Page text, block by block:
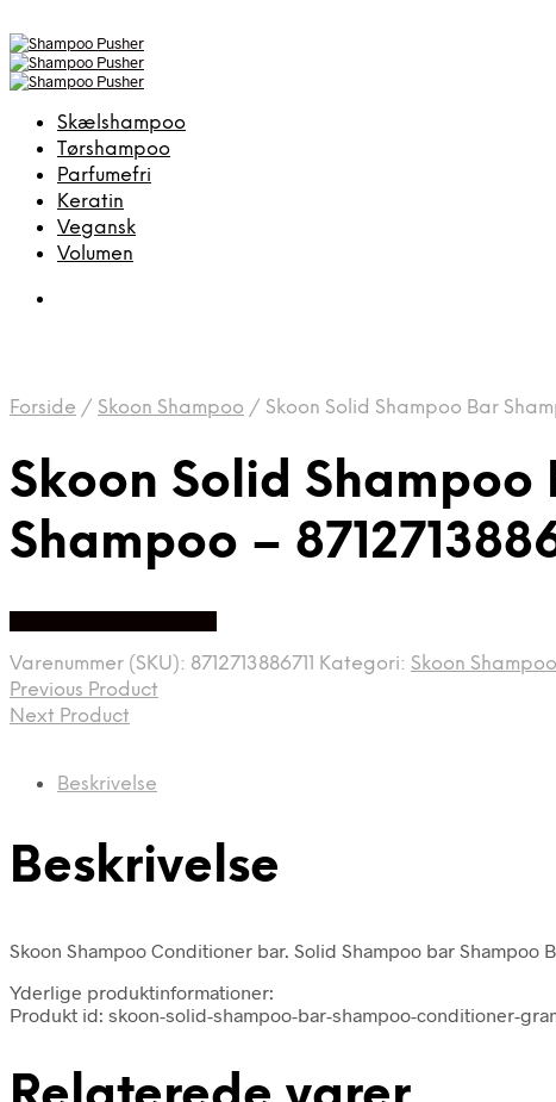
Skælshampoo
Tørshampoo
Parfumefri
Keratin
Vegansk
Volumen
Forside / Skoon Shampoo / Skoon Solid Shampoo Bar
Skoon Solid
Shampoo –
Varenummer (SKU): 8712713886711 Kategori: Skoon Shampoo
Previous Product
Next Product
Beskrivelse
Beskrivelse
Skoon Shampoo Conditioner bar. Solid Shampoo bar
Yderlige produktinformationer:
Produkt id: skoon-solid-shampoo-bar-shampoo-conditioner-gram